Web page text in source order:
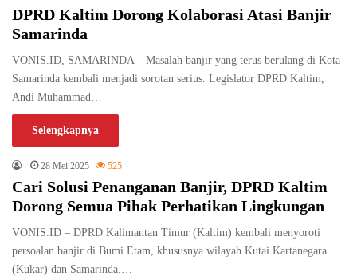
DPRD Kaltim Dorong Kolaborasi Atasi Banjir
Samarinda
VONIS.ID, SAMARINDA – Masalah banjir yang terus berulang di Kota
Samarinda kembali menjadi sorotan serius. Legislator DPRD Kaltim,
Andi Muhammad…
Selengkapnya
28 Mei 2025 525
Cari Solusi Penanganan Banjir, DPRD Kaltim
Dorong Semua Pihak Perhatikan Lingkungan
VONIS.ID – DPRD Kalimantan Timur (Kaltim) kembali menyoroti
persoalan banjir di Bumi Etam, khususnya wilayah Kutai Kartanegara
(Kukar) dan Samarinda.…